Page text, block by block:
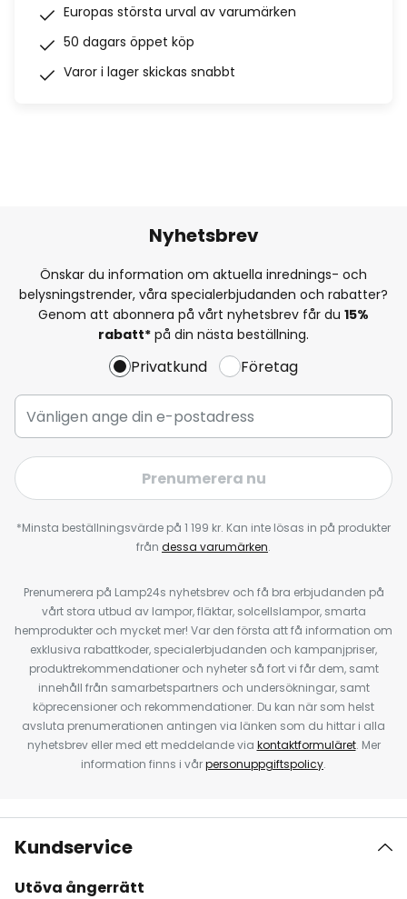
Europas största urval av varumärken
50 dagars öppet köp
Varor i lager skickas snabbt
Nyhetsbrev
Önskar du information om aktuella inrednings- och
belysningstrender, våra specialerbjudanden och rabatter?
Genom att abonnera på vårt nyhetsbrev får du 15%
rabatt* på din nästa beställning.
Privatkund Företag
Prenumerera nu
*Minsta beställningsvärde på 1 199 kr. Kan inte lösas in på produkter
från dessa varumärken.
Prenumerera på Lamp24s nyhetsbrev och få bra erbjudanden på
vårt stora utbud av lampor, fläktar, solcellslampor, smarta
hemprodukter och mycket mer! Var den första att få information om
exklusiva rabattkoder, specialerbjudanden och kampanjpriser,
produktrekommendationer och nyheter så fort vi får dem, samt
innehåll från samarbetspartners och undersökningar, samt
köprecensioner och rekommendationer. Du kan när som helst
avsluta prenumerationen antingen via länken som du hittar i alla
nyhetsbrev eller med ett meddelande via kontaktformuläret. Mer
information finns i vårpersonuppgiftspolicy.
Kundservice
Utöva ångerrätt